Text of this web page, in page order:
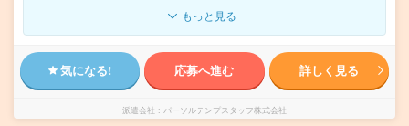
もっと見る
気になる! 応募へ進む 詳しく見る
派遣会社 パーソルテンプスタッフ株式会社